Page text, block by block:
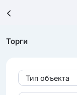
Торги
Тип объекта